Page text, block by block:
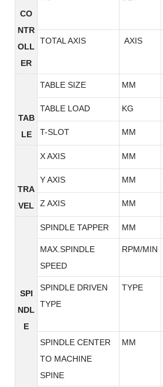
CO
NTR
OLL
ER
TOTAL AXIS AXIS
TAB
LE
TABLE SIZE MM
TABLE LOAD KG
T-SLOT MM
TRA
VEL
X AXIS MM
Y AXIS MM
Z AXIS MM
SPI
NDL
E
SPINDLE TAPPER MM
MAX.SPINDLE
SPEED
RPM/MIN
SPINDLE DRIVEN
TYPE
TYPE
SPINDLE CENTER
TO MACHINE
SPINE
MM